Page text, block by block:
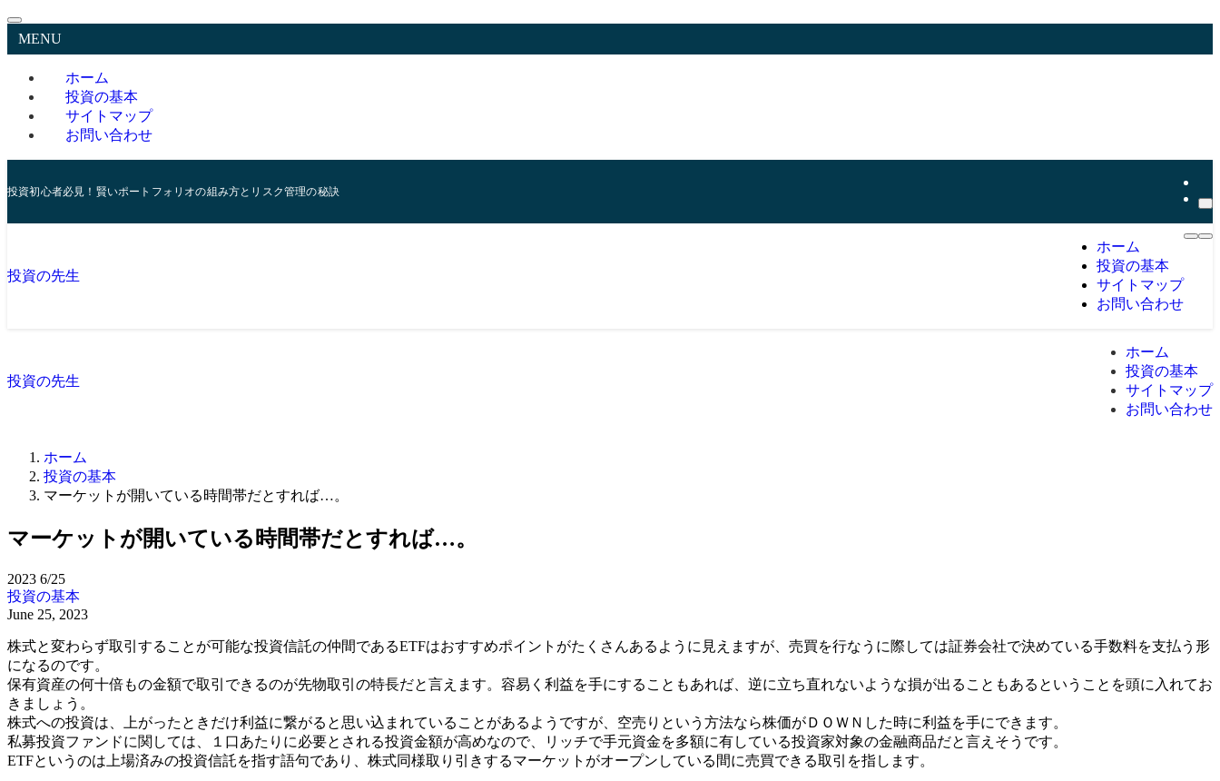
MENU
ホーム
投資の基本
サイトマップ
お問い合わせ
投資初心者必見！賢いポートフォリオの組み方とリスク管理の秘訣
投資の先生
ホーム
投資の基本
サイトマップ
お問い合わせ
投資の先生
ホーム
投資の基本
サイトマップ
お問い合わせ
ホーム
投資の基本
マーケットが開いている時間帯だとすれば…。
マーケットが開いている時間帯だとすれば…。
2023 6/25
投資の基本
June 25, 2023
株式と変わらず取引することが可能な投資信託の仲間であるETFはおすすめポイントがたくさんあるように見えますが、売買を行なうに際しては証券会社で決めている手数料を支払う形
になるのです。
保有資産の何十倍もの金額で取引できるのが先物取引の特長だと言えます。容易く利益を手にすることもあれば、逆に立ち直れないような損が出ることもあるということを頭に入れてお
きましょう。
株式への投資は、上がったときだけ利益に繋がると思い込まれていることがあるようですが、空売りという方法なら株価がＤＯＷＮした時に利益を手にできます。
私募投資ファンドに関しては、１口あたりに必要とされる投資金額が高めなので、リッチで手元資金を多額に有している投資家対象の金融商品だと言えそうです。
ETFというのは上場済みの投資信託を指す語句であり、株式同様取り引きするマーケットがオープンしている間に売買できる取引を指します。